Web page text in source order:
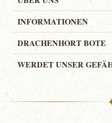
INFORMATIONEN
DRACHENHORT BOTE
WERDET UNSER